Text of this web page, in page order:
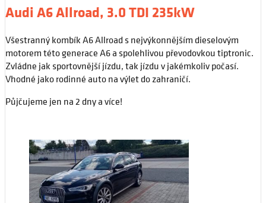
Audi A6 Allroad, 3.0 TDI 235kW
Všestranný kombík A6 Allroad s nejvýkonnějším dieselovým
motorem této generace A6 a spolehlivou převodovkou tiptronic.
Zvládne jak sportovnější jízdu, tak jízdu v jakémkoliv počasí.
Vhodné jako rodinné auto na výlet do zahraničí.
Půjčujeme jen na 2 dny a více!